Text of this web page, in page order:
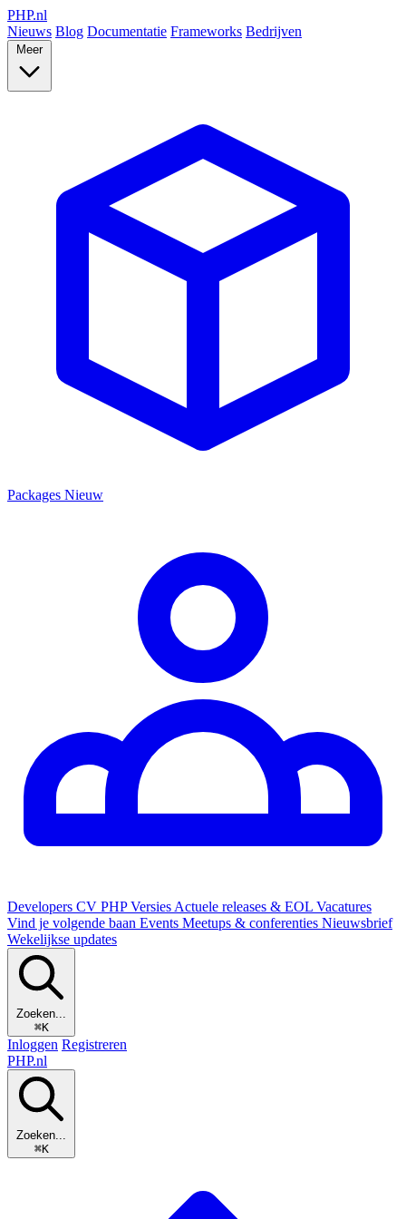
PHP.nl
Nieuws Blog Documentatie Frameworks Bedrijven
Meer
Packages Nieuw
Developers CV PHP Versies Actuele releases & EOL Vacatures
Vind je volgende baan Events Meetups & conferenties Nieuwsbrief
Wekelijkse updates
Zoeken...
⌘K
Inloggen Registreren
PHP.nl
Zoeken...
⌘K